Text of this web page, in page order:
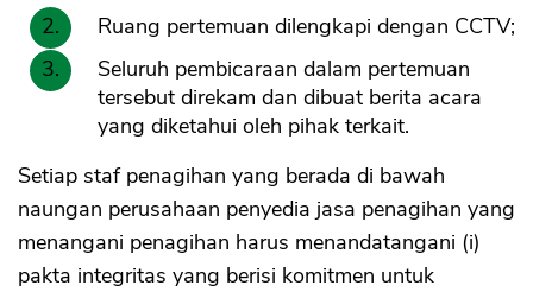
Ruang pertemuan dilengkapi dengan CCTV;
Seluruh pembicaraan dalam pertemuan
tersebut direkam dan dibuat berita acara
yang diketahui oleh pihak terkait.
Setiap staf penagihan yang berada di bawah
naungan perusahaan penyedia jasa penagihan yang
menangani penagihan harus menandatangani (i)
pakta integritas yang berisi komitmen untuk